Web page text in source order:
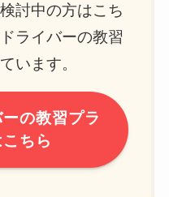
討中の方はこち
ライバーの教習
います。
の教習プラ
ちら